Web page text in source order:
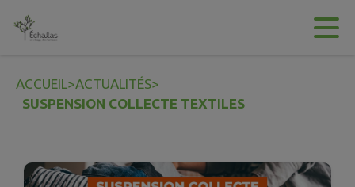
Contenu
ACCUEIL>ACTUALITÉS>
SUSPENSION COLLECTE TEXTILES